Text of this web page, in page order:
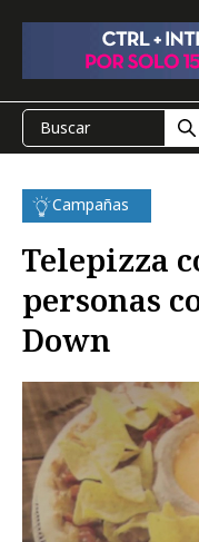
Campañas
Telepizza
personas
Down